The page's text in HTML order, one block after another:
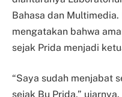
Bahasa dan
mengatakan bahwa
sejak Prida menjadi
“Saya sudah menjabat
sejak Bu Prida,” ujarnya.